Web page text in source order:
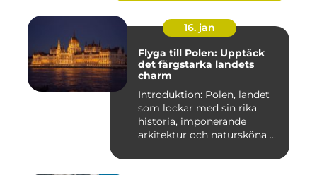
16. jan
Flyga till Polen: Upptäck
det färgstarka landets
charm
Introduktion: Polen, landet
som lockar med sin rika
historia, imponerande
arkitektur och natursköna ...